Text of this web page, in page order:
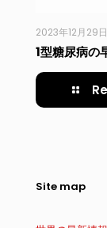
2023年12月29日
1型糖尿病の
Site map